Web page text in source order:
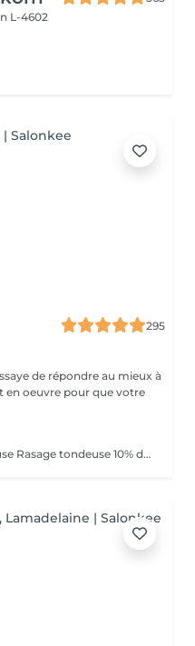
L-4602
295
de répondre au mieux à
Moustache aux ciseaux et tondeuse Rasage tondeuse 10% de remise pour les étudiants.